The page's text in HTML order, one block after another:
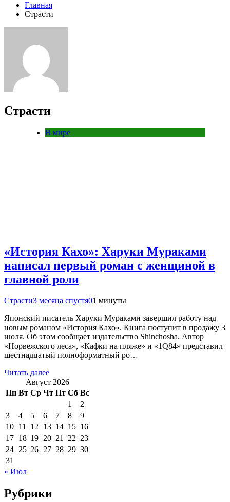
Главная
Страсти
Страсти
В мире
«История Кахо»: Харуки Мураками
написал первый роман с женщиной в
главной роли
Страсти3 месяца спустя01 минуты
Японский писатель Харуки Мураками завершил работу над
новым романом «История Кахо». Книга поступит в продажу 3
июля. Об этом сообщает издательство Shinchosha. Автор
«Норвежского леса», «Кафки на пляже» и «1Q84» представил
шестнадцатый полноформатный ро…
Читать далее
Август 2026
Пн Вт Ср Чт Пт Сб Вс
1
2
3
4 5 6 7 8
9
10 11 12 13 14 15 16
17 18 19 20 21 22 23
24 25 26 27 28 29 30
31
« Июл
Рубрики